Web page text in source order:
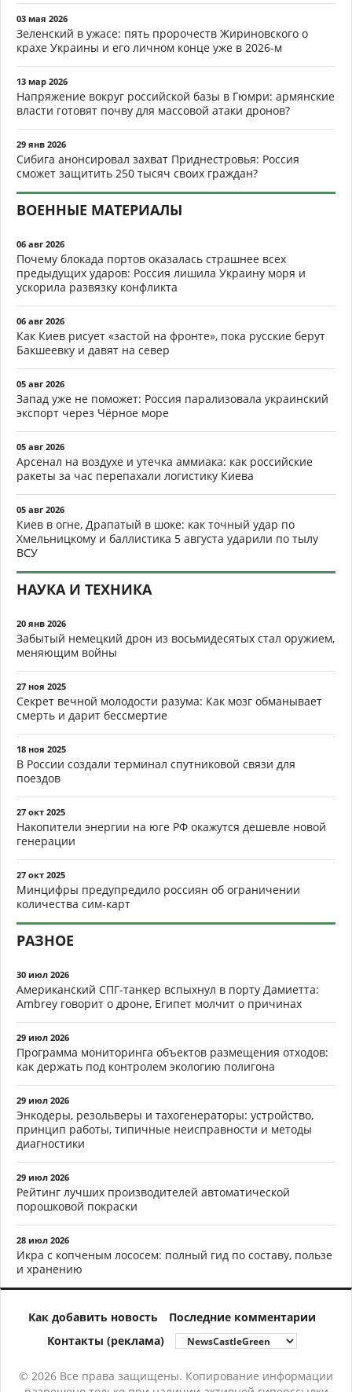
03 мая 2026
Зеленский в ужасе: пять пророчеств Жириновского о
крахе Украины и его личном конце уже в 2026-м
13 мар 2026
Напряжение вокруг российской базы в Гюмри: армянские
власти готовят почву для массовой атаки дронов?
29 янв 2026
Сибига анонсировал захват Приднестровья: Россия
сможет защитить 250 тысяч своих граждан?
ВОЕННЫЕ МАТЕРИАЛЫ
06 авг 2026
Почему блокада портов оказалась страшнее всех
предыдущих ударов: Россия лишила Украину моря и
ускорила развязку конфликта
06 авг 2026
Как Киев рисует «застой на фронте», пока русские берут
Бакшеевку и давят на север
05 авг 2026
Запад уже не поможет: Россия парализовала украинский
экспорт через Чёрное море
05 авг 2026
Арсенал на воздухе и утечка аммиака: как российские
ракеты за час перепахали логистику Киева
05 авг 2026
Киев в огне, Драпатый в шоке: как точный удар по
Хмельницкому и баллистика 5 августа ударили по тылу
ВСУ
НАУКА И ТЕХНИКА
20 янв 2026
Забытый немецкий дрон из восьмидесятых стал оружием,
меняющим войны
27 ноя 2025
Секрет вечной молодости разума: Как мозг обманывает
смерть и дарит бессмертие
18 ноя 2025
В России создали терминал спутниковой связи для
поездов
27 окт 2025
Накопители энергии на юге РФ окажутся дешевле новой
генерации
27 окт 2025
Минцифры предупредило россиян об ограничении
количества сим-карт
РАЗНОЕ
30 июл 2026
Американский СПГ-танкер вспыхнул в порту Дамиетта:
Ambrey говорит о дроне, Египет молчит о причинах
29 июл 2026
Программа мониторинга объектов размещения отходов:
как держать под контролем экологию полигона
29 июл 2026
Энкодеры, резольверы и тахогенераторы: устройство,
принцип работы, типичные неисправности и методы
диагностики
29 июл 2026
Рейтинг лучших производителей автоматической
порошковой покраски
28 июл 2026
Икра с копченым лососем: полный гид по составу, пользе
и хранению
Как добавить новость
Последние комментарии
Контакты (реклама)
© 2026 Все права защищены. Копирование информации